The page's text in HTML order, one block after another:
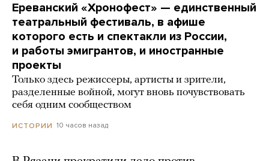
Ереванский «Хронофест» — единственный
театральный фестиваль, в афише
которого есть и спектакли из России,
и работы эмигрантов, и иностранные
проекты
Только здесь режиссеры, артисты и зрители,
разделенные войной, могут вновь почувствовать
себя одним сообществом
ИСТОРИИ 10 часов назад